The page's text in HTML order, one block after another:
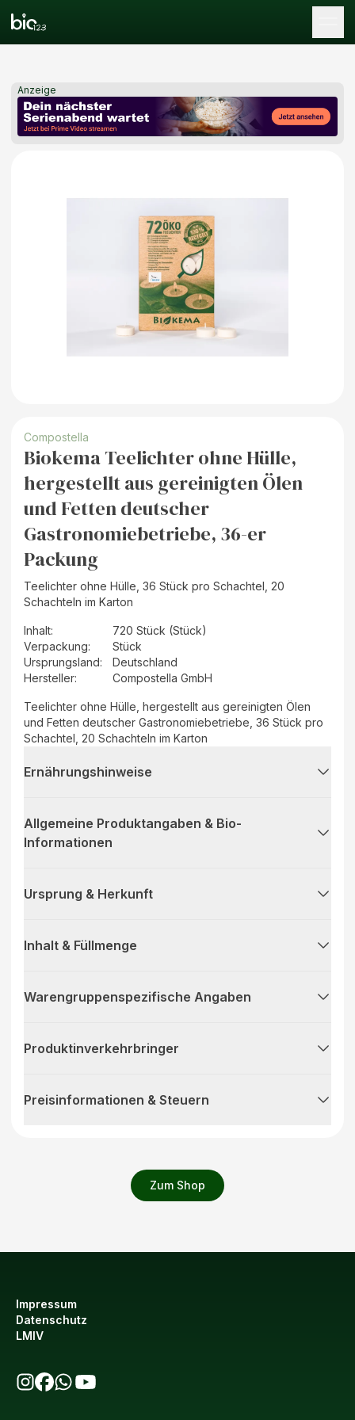
Anzeige
Zum Shop
Compostella
Biokema Teelichter ohne Hülle,
hergestellt aus gereinigten Ölen
und Fetten deutscher
Gastronomiebetriebe, 36-er
Packung
Teelichter ohne Hülle, 36 Stück pro Schachtel, 20
Schachteln im Karton
Inhalt:
720 Stück (Stück)
Verpackung:
Stück
Ursprungsland:
Deutschland
Hersteller: Compostella GmbH
Teelichter ohne Hülle, hergestellt aus gereinigten Ölen
und Fetten deutscher Gastronomiebetriebe, 36 Stück pro
Schachtel, 20 Schachteln im Karton
Ernährungshinweise
Allgemeine Produktangaben & Bio-
Informationen
Ursprung & Herkunft
Inhalt & Füllmenge
Warengruppenspezifische Angaben
Produktinverkehrbringer
Preisinformationen & Steuern
Impressum
Datenschutz
LMIV